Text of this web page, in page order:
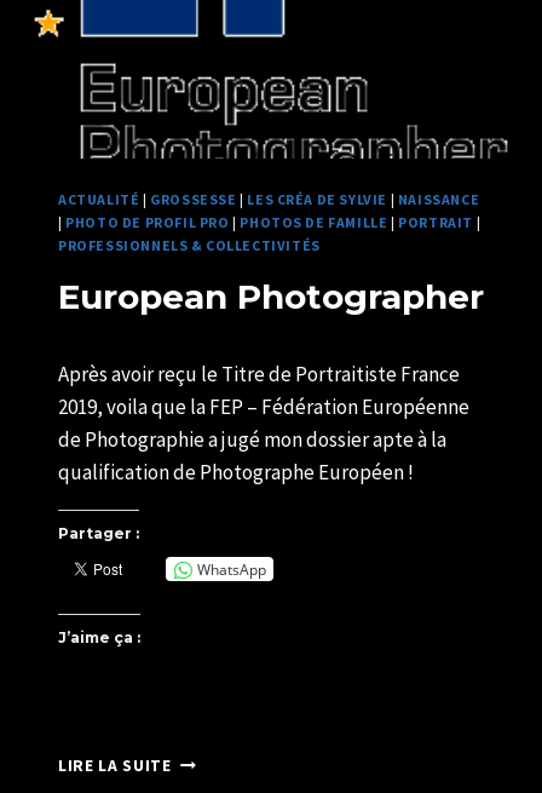
ACTUALITÉ | GROSSESSE | LES CRÉA DE SYLVIE | NAISSANCE
| PHOTO DE PROFIL PRO | PHOTOS DE FAMILLE | PORTRAIT |
PROFESSIONNELS & COLLECTIVITÉS
European Photographer
U82599339
Après avoir reçu le Titre de Portraitiste France
2019, voila que la FEP – Fédération Européenne
de Photographie a jugé mon dossier apte à la
qualification de Photographe Européen !
Partager :
WhatsApp
J’aime ça :
LIRE LA SUITEEUROPEAN